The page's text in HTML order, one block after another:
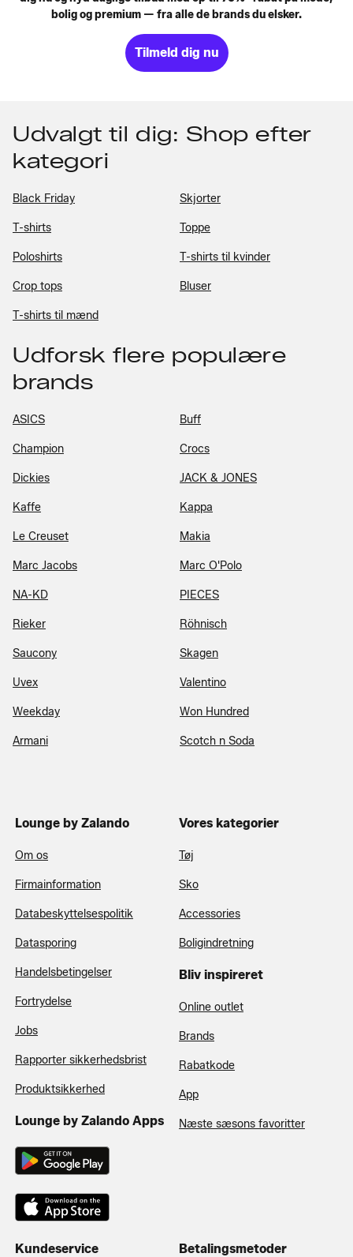
bolig og premium — fra alle de brands du elsker.
Tilmeld dig nu
Udvalgt til dig: Shop efter
kategori
Black Friday Skjorter
T-shirts Toppe
Poloshirts T-shirts til kvinder
Crop tops Bluser
T-shirts til mænd
Udforsk flere populære
brands
ASICS Buff
Champion Crocs
Dickies JACK & JONES
Kaffe Kappa
Le Creuset Makia
Marc Jacobs Marc O'Polo
NA-KD PIECES
Rieker Röhnisch
Saucony Skagen
Uvex Valentino
Weekday Won Hundred
Armani Scotch n Soda
Lounge by Zalando
Om os
Firmainformation
Databeskyttelsespolitik
Datasporing
Handelsbetingelser
Fortrydelse
Jobs
Rapporter sikkerhedsbrist
Produktsikkerhed
Lounge by Zalando Apps
Vores kategorier
Tøj
Sko
Accessories
Boligindretning
Bliv inspireret
Online outlet
Brands
Rabatkode
App
Næste sæsons favoritter
Kundeservice Betalingsmetoder